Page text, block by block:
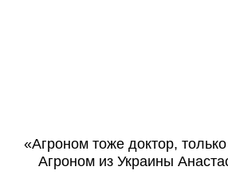
«Агроном тоже доктор,
Агроном из Украины